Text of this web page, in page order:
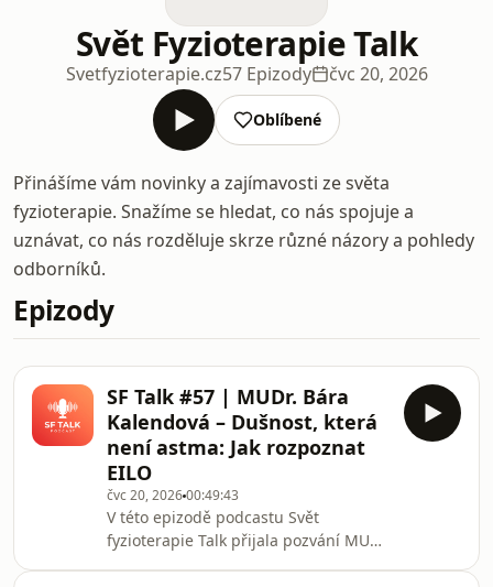
Svět Fyzioterapie Talk
Svetfyzioterapie.cz57 Epizody čvc 20, 2026
Oblíbené
Přinášíme vám novinky a zajímavosti ze světa
fyzioterapie. Snažíme se hledat, co nás spojuje a
uznávat, co nás rozděluje skrze různé názory a pohledy
odborníků.
Epizody
SF Talk #57 | MUDr. Bára
Kalendová – Dušnost, která
není astma: Jak rozpoznat
EILO
čvc 20, 202600:49:43
V této epizodě podcastu Svět
fyzioterapie Talk přijala pozvání MUDr.